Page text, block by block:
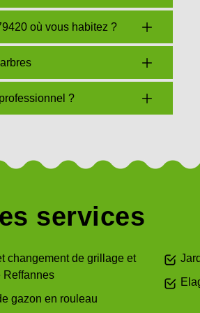
où vous habitez ?
?
services
changement de grillage et
Reffannes
gazon en rouleau